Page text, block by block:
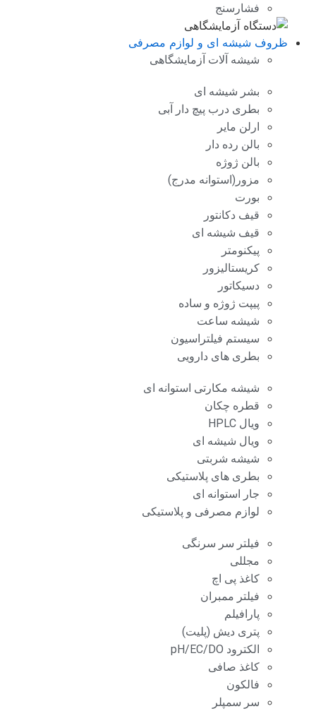
فشارسنج
ظروف شیشه ای و لوازم مصرفی
شیشه آلات آزمایشگاهی
بشر شیشه ای
بطری درب پیچ دار آبی
ارلن مایر
بالن رده دار
بالن ژوژه
مزور(استوانه مدرج)
بورت
قیف دکانتور
قیف شیشه ای
پیکنومتر
کریستالیزور
دسیکاتور
پیپت ژوژه و ساده
شیشه ساعت
سیستم فیلتراسیون
بطری های دارویی
شیشه مکارتی استوانه ای
قطره چکان
ویال HPLC
ویال شیشه ای
شیشه شربتی
بطری های پلاستیکی
جار استوانه ای
لوازم مصرفی و پلاستیکی
فیلتر سر سرنگی
مجللی
کاغذ پی اچ
فیلتر ممبران
پارافیلم
پتری دیش (پلیت)
الکترود pH/EC/DO
کاغذ صافی
فالکون
سر سمپلر